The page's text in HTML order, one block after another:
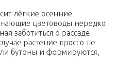
лёгкие осенние
цветоводы нередко
заботиться о рассаде
растение просто не
бутоны и формируются,